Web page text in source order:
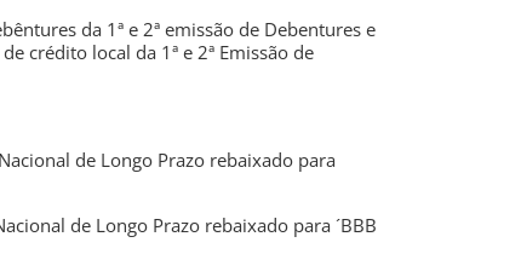
da 1ª e 2ª emissão de Debentures e
crédito local da 1ª e 2ª Emissão de
de Longo Prazo rebaixado para
de Longo Prazo rebaixado para ´BBB